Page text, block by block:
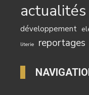
actualités
développement
literie reportages